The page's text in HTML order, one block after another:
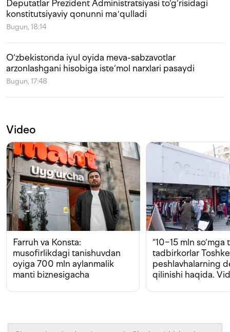
Deputatlar Prezident Administratsiyasi to‘g‘risidagi
konstitutsiyaviy qonunni maʼqulladi
Bugun, 18:14
O‘zbekistonda iyul oyida meva-sabzavotlar
arzonlashgani hisobiga iste‘mol narxlari pasaydi
Bugun, 17:48
Video
Farruh va Konsta:
musofirlikdagi tanishuvdan
oyiga 700 mln aylanmalik
manti biznesigacha
“10−15 mln so‘mga
tadbirkorlar
peshlavhalarning
qilinishi haqida.